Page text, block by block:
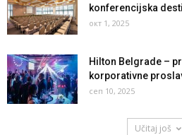
konferencijska
окт 1, 2025
Hilton Belgrade –
korporativne
сеп 10, 2025
Učitaj još